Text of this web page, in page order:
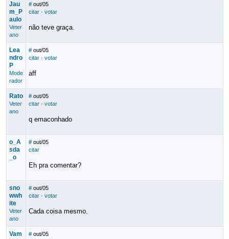
Jau
m_P
aulo
Veter
ano
# out/05
citar· votar
não teve graça.
Lea
ndro
P
Mode
rador
# out/05
citar· votar
aff
Rato
Veter
ano
# out/05
citar· votar
q emaconhado
o_A
sda
_o
# out/05
citar
Eh pra comentar?
sno
wwh
ite
Veter
ano
# out/05
citar· votar
Cada coisa mesmo.
Vam
# out/05